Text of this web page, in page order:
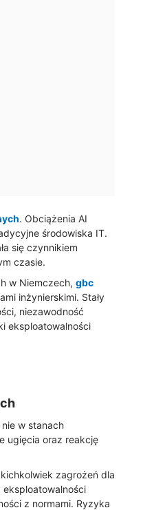
. Obciążenia AI
środowiska IT.
się czynnikiem
czasie.
w Niemczech, gbc
inżynierskimi. Stały
niezawodność
eksploatowalności
w stanach
ugięcia oraz reakcję
zagrożeń dla
z normami. Ryzyka